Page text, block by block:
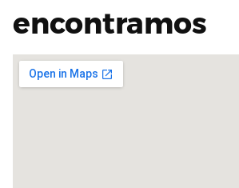
encontramos